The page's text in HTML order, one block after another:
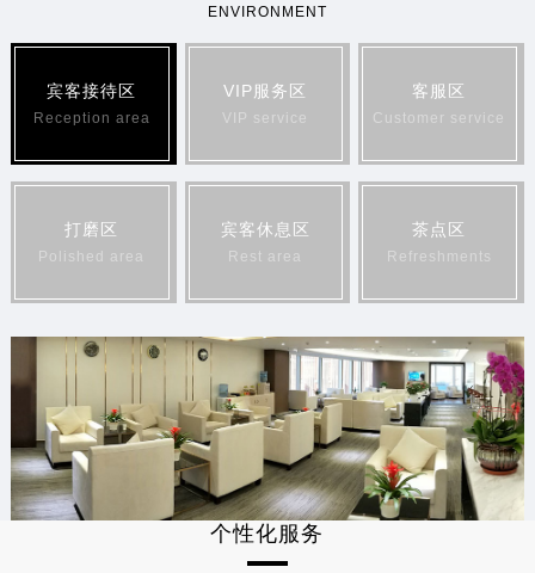
ENVIRONMENT
宾客接待区
Reception area
VIP服务区
VIP service
客服区
Customer service
打磨区
Polished area
宾客休息区
Rest area
茶点区
Refreshments
个性化服务